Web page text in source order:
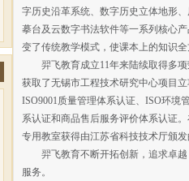
字历史沿革系统、数字历史立体地形
摹台及云数字书法软件等一系列核心
变了传统教学模式，使课本上的知识
羿飞教育成立11年来陆续取得多项
获取了无锡市工程技术研究中心项目
ISO9001质量管理体系认证、ISO环境
系认证和商品售后服务评价体系认证
专用教室获得由江苏省科技技术厅颁
羿飞教育不断开拓创新，追求卓越
服务。